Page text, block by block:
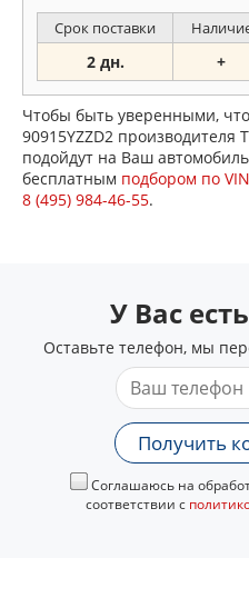
Срок поставки
2 дн. +
Чтобы быть уверенными,
90915YZZD2 производителя
подойдут на Ваш
бесплатным подбором по
8 (495) 984-46-55.
У Вас
Оставьте телефон, мы
Получить
Соглашаюсь на
соответствии с